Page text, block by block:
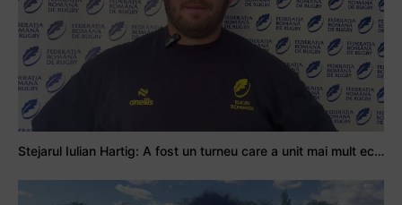
Stejarul Iulian Hartig: A fost un turneu care a unit mai mult echipa